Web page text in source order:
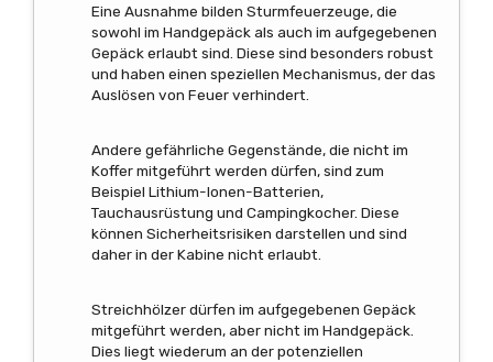
Eine Ausnahme bilden Sturmfeuerzeuge, die
sowohl im Handgepäck als auch im aufgegebenen
Gepäck erlaubt sind. Diese sind besonders robust
und haben einen speziellen Mechanismus, der das
Auslösen von Feuer verhindert.
Andere gefährliche Gegenstände, die nicht im
Koffer mitgeführt werden dürfen, sind zum
Beispiel Lithium-Ionen-Batterien,
Tauchausrüstung und Campingkocher. Diese
können Sicherheitsrisiken darstellen und sind
daher in der Kabine nicht erlaubt.
Streichhölzer dürfen im aufgegebenen Gepäck
mitgeführt werden, aber nicht im Handgepäck.
Dies liegt wiederum an der potenziellen